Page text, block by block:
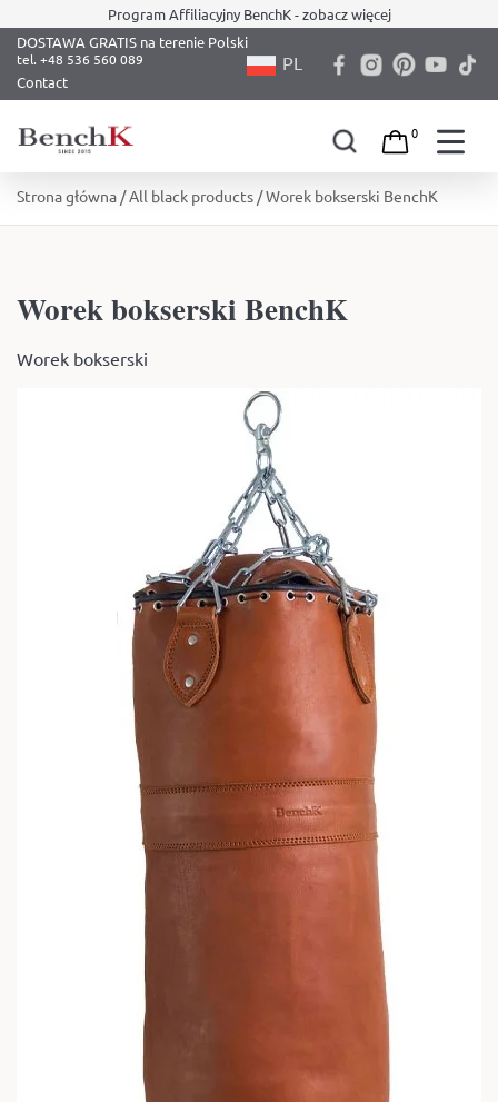
Program Affiliacyjny BenchK - zobacz więcej
DOSTAWA GRATIS na terenie Polski
Contact
PL
0
Strona główna /All black products / Worek bokserski BenchK
Worek bokserski BenchK
Worek bokserski